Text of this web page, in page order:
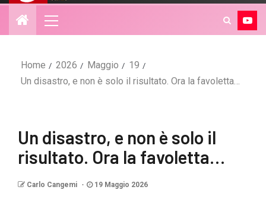
Home 2026 Maggio
19
Un disastro, e non è solo il risultato. Ora la favoletta…
Un disastro, e non è solo il
risultato. Ora la favoletta…
Carlo Cangemi 19 Maggio 2026